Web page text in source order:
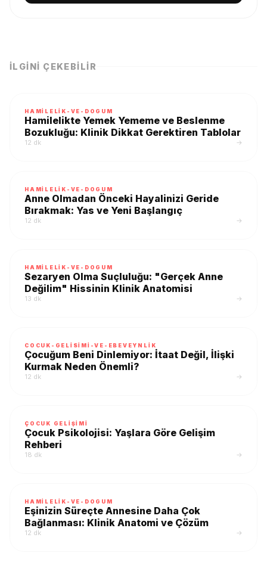
İLGINI ÇEKEBILIR
HAMILELIK-VE-DOGUM
Hamilelikte Yemek Yememe ve Beslenme
Bozukluğu: Klinik Dikkat Gerektiren Tablolar
12 dk →
HAMILELIK-VE-DOGUM
Anne Olmadan Önceki Hayalinizi Geride
Bırakmak: Yas ve Yeni Başlangıç
12 dk →
HAMILELIK-VE-DOGUM
Sezaryen Olma Suçluluğu: "Gerçek Anne
Değilim" Hissinin Klinik Anatomisi
13 dk →
COCUK-GELISIMI-VE-EBEVEYNLIK
Çocuğum Beni Dinlemiyor: İtaat Değil, İlişki
Kurmak Neden Önemli?
12 dk →
ÇOCUK GELIŞIMI
Çocuk Psikolojisi: Yaşlara Göre Gelişim
Rehberi
18 dk →
HAMILELIK-VE-DOGUM
Eşinizin Süreçte Annesine Daha Çok
Bağlanması: Klinik Anatomi ve Çözüm
12 dk →